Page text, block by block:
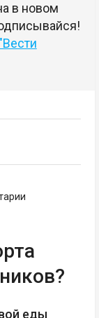
в новом
еды